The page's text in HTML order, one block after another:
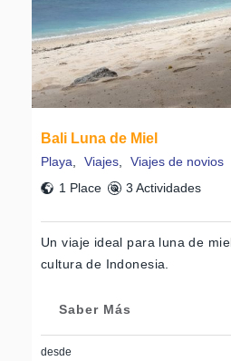
Bali Luna de Miel
Playa Viajes
Viajes de novios
1 Place
3 Actividades
Un viaje ideal para luna de
cultura de Indonesia.
Saber Más
desde